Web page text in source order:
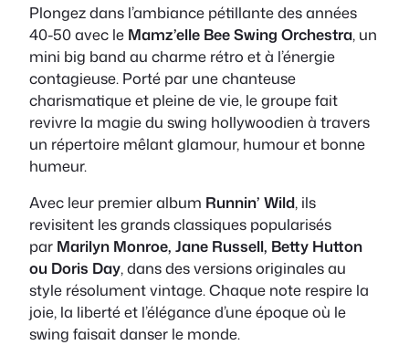
Plongez dans l’ambiance pétillante des années
40-50 avec le Mamz’elle Bee Swing Orchestra, un
mini big band au charme rétro et à l’énergie
contagieuse. Porté par une chanteuse
charismatique et pleine de vie, le groupe fait
revivre la magie du swing hollywoodien à travers
un répertoire mêlant glamour, humour et bonne
humeur.
Avec leur premier album Runnin’ Wild, ils
revisitent les grands classiques popularisés
par Marilyn Monroe, Jane Russell, Betty Hutton
ou Doris Day, dans des versions originales au
style résolument vintage. Chaque note respire la
joie, la liberté et l’élégance d’une époque où le
swing faisait danser le monde.